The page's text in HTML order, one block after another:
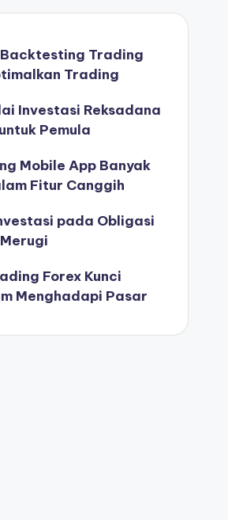
Trading
Trading
Investasi Reksadana
Pemula
Mobile App Banyak
Fitur Canggih
pada Obligasi
Forex Kunci
Menghadapi Pasar